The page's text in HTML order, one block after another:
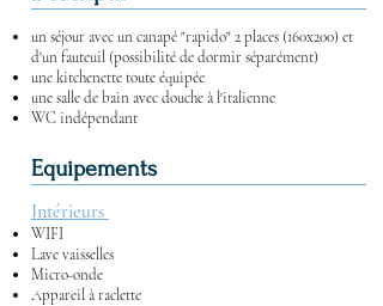
un séjour avec un canapé "rapido" 2 places (160x200) et
d'un fauteuil (possibilité de dormir séparément)
une kitchenette toute équipée
une salle de bain avec douche à l'italienne
WC indépendant
Equipements
Intérieurs
WIFI
Lave vaisselles
Micro-onde
Appareil à raclette